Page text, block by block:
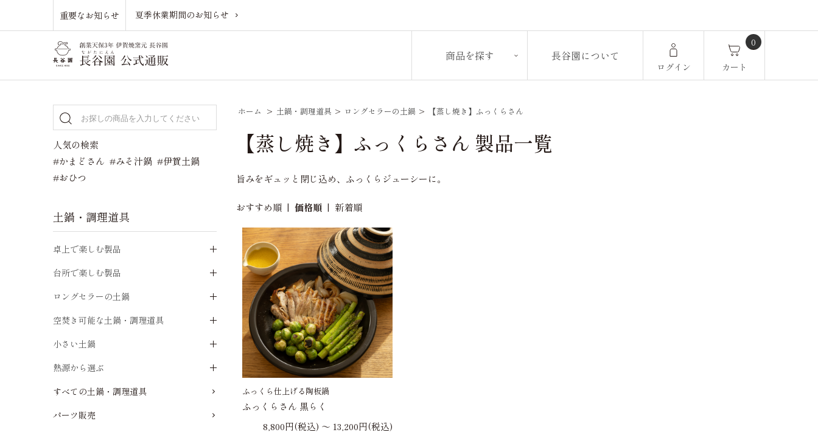
重要なお知らせ 夏季休業期間のお知らせ
商品を探す 長谷園について
ログイン
0
カート
ホーム > 土鍋・調理道具 > ロングセラーの土鍋 > 【蒸し焼き】ふっくらさん
【蒸し焼き】ふっくらさん 製品一覧
旨みをギュッと閉じ込め、ふっくらジューシーに。
おすすめ順 |価格順 | 新着順
ふっくら仕上げる陶板鍋
ふっくらさん 黒らく
8,800円(税込) 〜 13,200円(税込)
人気の検索
#かまどさん #みそ汁鍋 #伊賀土鍋
#おひつ
土鍋・調理道具
卓上で楽しむ製品
台所で楽しむ製品
ロングセラーの土鍋
空焚き可能な土鍋・調理道具
小さい土鍋
熱源から選ぶ
すべての土鍋・調理道具
パーツ販売